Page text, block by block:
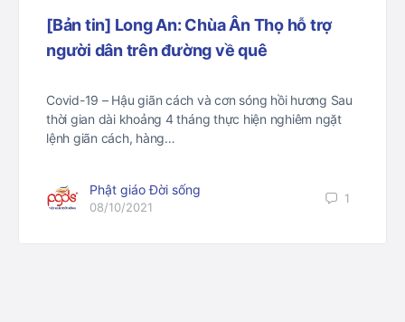
[Bản tin] Long An: Chùa Ân Thọ hỗ trợ
người dân trên đường về quê
Covid-19 – Hậu giãn cách và cơn sóng hồi hương Sau
thời gian dài khoảng 4 tháng thực hiện nghiêm ngặt
lệnh giãn cách, hàng…
Phật giáo Đời sống
08/10/2021
1